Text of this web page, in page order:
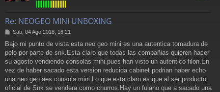
Re: NEOGEO MINI UNBOXING
M
n
s
a
j
Sab, 04 Ago 2018, 16:21
Bajo mi punto de vista esta neo geo mini es una autentica tomadura de
pelo por parte de snk.Esta claro que todas las compañias quieren hacer
su agosto vendiendo consolas mini,pues han visto un autentico filon.En
vez de haber sacado esta version reducida cabinet podrian haber echo
una neo geo aes consola mini.Lo que esta claro es que al ser producto
oficial de Snk se vendera como churros.Hay un fulano que a sacado una